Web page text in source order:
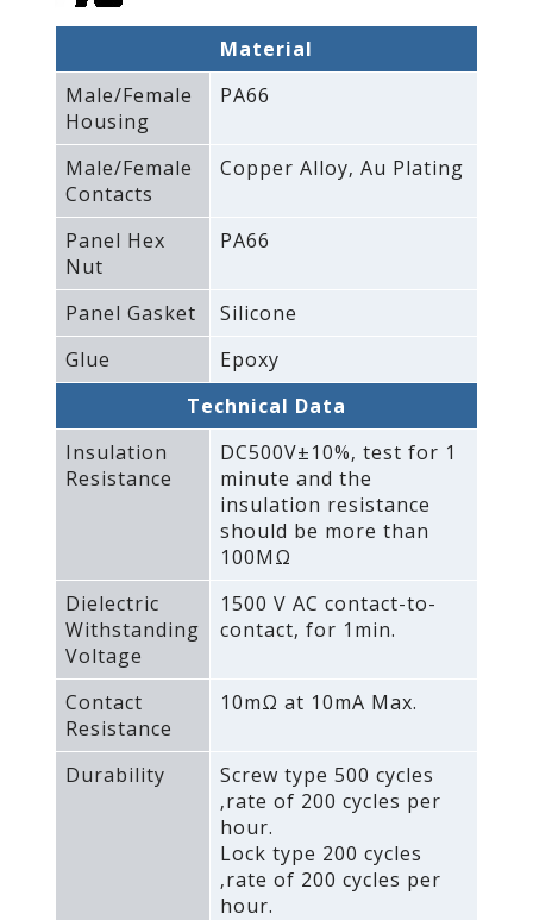
Material
Male/Female
Housing
PA66
Male/Female
Contacts
Copper Alloy‚ Au Plating
Panel Hex
Nut
PA66
Panel Gasket
Silicone
Glue
Epoxy
Technical Data
Insulation
Resistance
DC500V±10%‚ test for 1
minute and the
insulation resistance
should be more than
100MΩ
Dielectric
Withstanding
Voltage
1500 V AC contact-to-
contact‚ for 1min.
Contact
Resistance
10mΩ at 10mA Max.
Durability
Screw type 500 cycles
‚rate of 200 cycles per
hour.
Lock type 200 cycles
‚rate of 200 cycles per
hour.